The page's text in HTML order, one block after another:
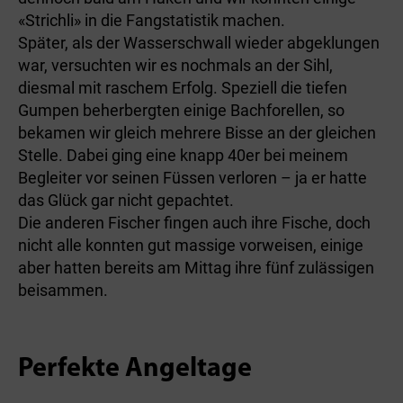
«Strichli» in die Fangstatistik machen.
Später, als der Wasserschwall wieder abgeklungen
war, versuchten wir es nochmals an der Sihl,
diesmal mit raschem Erfolg. Speziell die tiefen
Gumpen beherbergten einige Bachforellen, so
bekamen wir gleich mehrere Bisse an der gleichen
Stelle. Dabei ging eine knapp 40er bei meinem
Begleiter vor seinen Füssen verloren – ja er hatte
das Glück gar nicht gepachtet.
Die anderen Fischer fingen auch ihre Fische, doch
nicht alle konnten gut massige vorweisen, einige
aber hatten bereits am Mittag ihre fünf zulässigen
beisammen.
Perfekte Angeltage